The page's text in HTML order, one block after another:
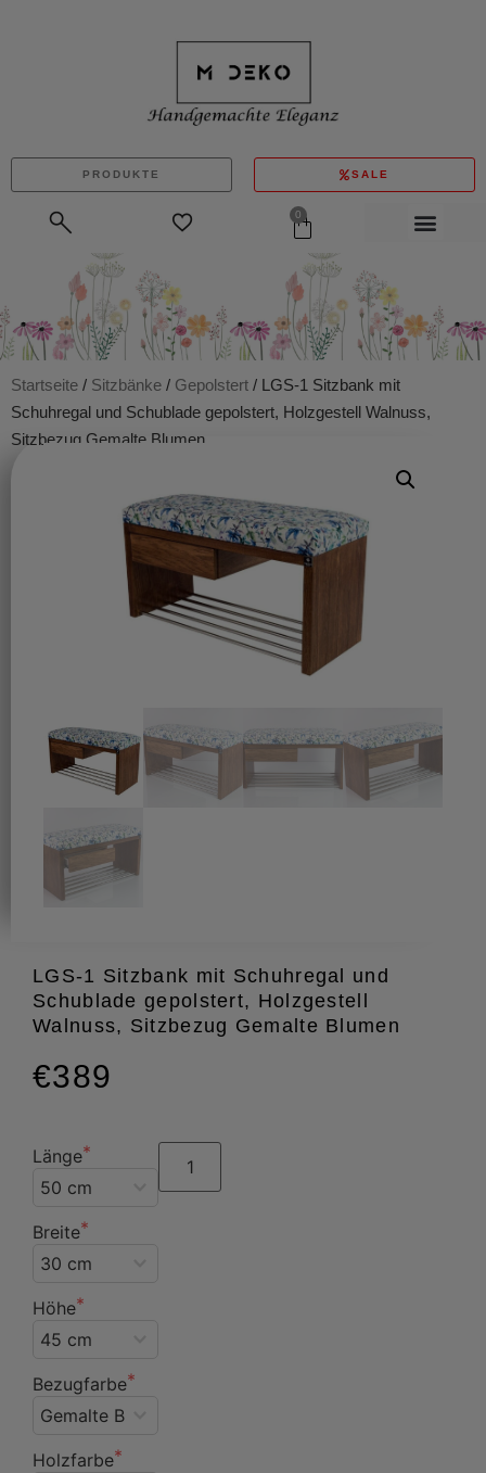
PRODUKTE SALE
0
Startseite / Sitzbänke / Gepolstert / LGS-1 Sitzbank mit
Schuhregal und Schublade gepolstert, Holzgestell Walnuss,
Sitzbezug Gemalte Blumen
LGS-1 Sitzbank mit Schuhregal und
Schublade gepolstert, Holzgestell
Walnuss, Sitzbezug Gemalte Blumen
€389
Länge
Breite
Höhe
Bezugfarbe
Holzfarbe